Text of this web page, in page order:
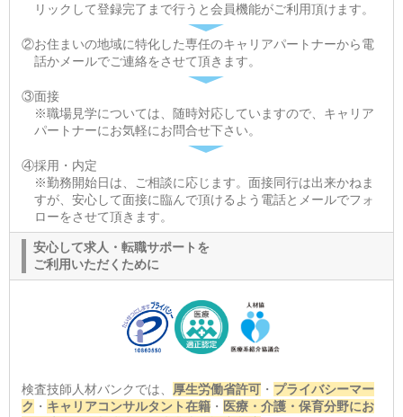
リックして登録完了まで行うと会員機能がご利用頂けます。
②お住まいの地域に特化した専任のキャリアパートナーから電
話かメールでご連絡をさせて頂きます。
③面接
※職場見学については、随時対応していますので、キャリア
パートナーにお気軽にお問合せ下さい。
④採用・内定
※勤務開始日は、ご相談に応じます。面接同行は出来かねま
すが、安心して面接に臨んで頂けるよう電話とメールでフォ
ローをさせて頂きます。
安心して求人・転職サポートを
ご利用いただくために
検査技師人材バンクでは、 厚生労働省許可・ プライバシーマー
ク ・ キャリアコンサルタント在籍・ 医療・介護・保育分野にお